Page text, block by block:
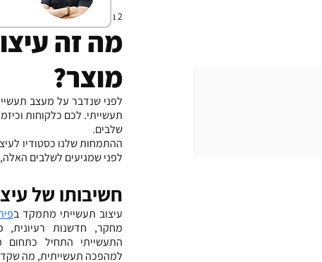
מה זה
מוצר?
2 ביוני 2021
שלבים.
לפני שמגיעים לשלבים
חשיבותו של
עיצוב תעשייתי מתמקד ב